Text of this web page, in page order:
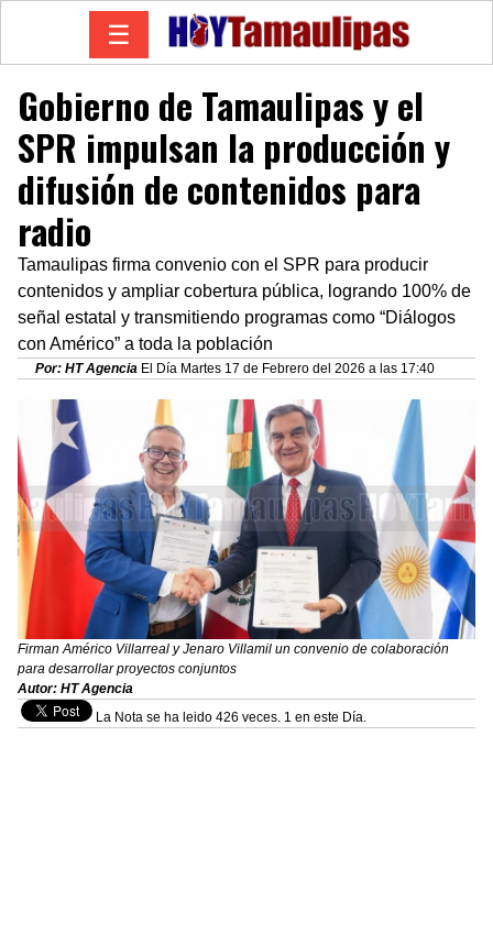
☰
Gobierno de Tamaulipas y el
SPR impulsan la producción y
difusión de contenidos para
radio
Tamaulipas firma convenio con el SPR para producir
contenidos y ampliar cobertura pública, logrando 100% de
señal estatal y transmitiendo programas como “Diálogos
con Américo” a toda la población
Por: HT Agencia El Día Martes 17 de Febrero del 2026 a las 17:40
Firman Américo Villarreal y Jenaro Villamil un convenio de colaboración
para desarrollar proyectos conjuntos
Autor: HT Agencia
La Nota se ha leido 426 veces. 1 en este Día.